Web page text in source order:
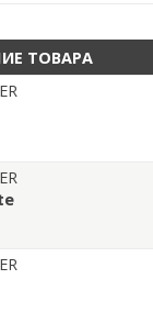
ТОВАРА